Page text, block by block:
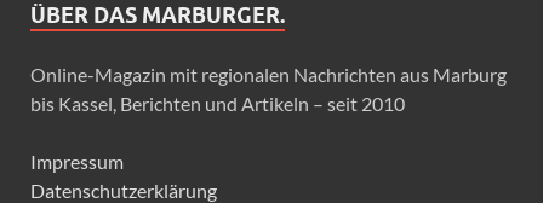
ÜBER DAS MARBURGER.
Online-Magazin mit regionalen Nachrichten aus Marburg
bis Kassel, Berichten und Artikeln – seit 2010
Impressum
Datenschutzerklärung